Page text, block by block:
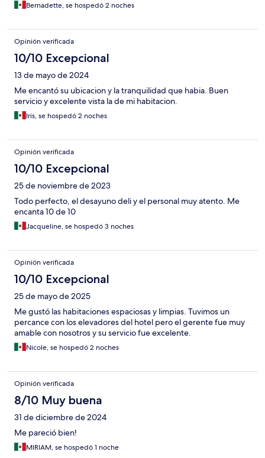
Bernadette, se hospedó 2 noches
Opinión verificada
10/10 Excepcional
13 de mayo de 2024
Me encantó su ubicacion y la tranquilidad que habia. Buen
servicio y excelente vista la de mi habitacion.
Iris, se hospedó 2 noches
Opinión verificada
10/10 Excepcional
25 de noviembre de 2023
Todo perfecto, el desayuno deli y el personal muy atento. Me
encanta 10 de 10
Jacqueline, se hospedó 3 noches
Opinión verificada
10/10 Excepcional
25 de mayo de 2025
Me gustó las habitaciones espaciosas y limpias. Tuvimos un
percance con los elevadores del hotel pero el gerente fue muy
amable con nosotros y su servicio fue excelente.
Nicole, se hospedó 2 noches
Opinión verificada
8/10 Muy buena
31 de diciembre de 2024
Me pareció bien!
MIRIAM, se hospedó 1 noche